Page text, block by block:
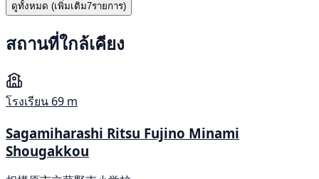
ดูทั้งหมด (เพิ่มเติม7รายการ)
สถานที่ใกล้เคียง
โรงเรียน 69 m
Sagamiharashi Ritsu Fujino Minami
Shougakkou